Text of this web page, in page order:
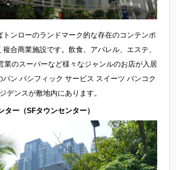
トンローのランドマーク的な存在のコンテンポ
合商業施設です。飲食、アパレル、エステ、
業のスーパーなど様々なジャンルのお店が入居
パン パシフィック サービス スイーツ バンコク
デンスが敷地内にあります。
ター（SFタウンセンター）